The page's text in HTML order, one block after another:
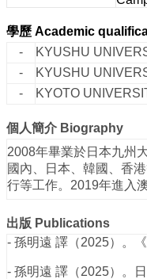
學歷 Academic
-
KYUSHU
-
KYUSHU
-
KYOTO
個人簡介 Biography
2008年畢業於日本九州
國內、日本、韓國、香
行等工作。2019年進入
出版 Publications
- 孫明遠 譯（2025）。
- 孫明遠 譯（2025）。